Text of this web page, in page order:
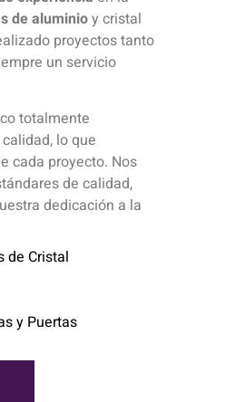
de aluminioy cristal
proyectos tanto
un servicio
totalmente
lo que
cada proyecto. Nos
de calidad,
dedicación a la
de Cristal
y Puertas